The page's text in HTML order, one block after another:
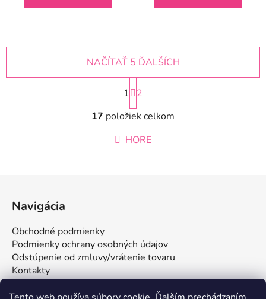
O
v
l
á
d
r
v
k
y
v
NAČÍTAŤ 5 ĎALŠÍCH
S
t
r
á
n
k
1
2
17 položiek celkom
HORE
e
Navigácia
Obchodné podmienky
Podmienky ochrany osobných údajov
Odstúpenie od zmluvy/vrátenie tovaru
Kontakty